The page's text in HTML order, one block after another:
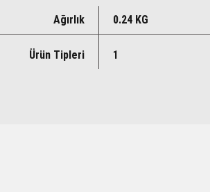
Ağırlık 0.24 KG
Ürün Tipleri 1